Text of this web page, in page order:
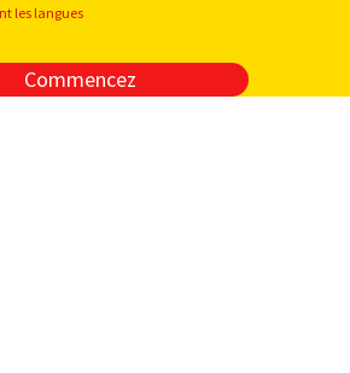
les langues
Commencez